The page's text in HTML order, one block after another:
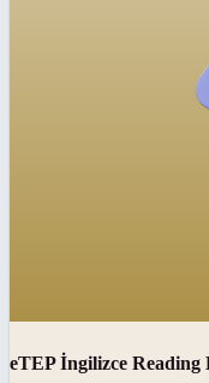
eTEP İngilizce Reading